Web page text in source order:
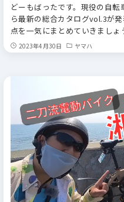
どーもばったです。現役の自
ら最新の総合カタログvol.3が
点を一気にまとめていきまし
2023年4月30日 ヤマハ